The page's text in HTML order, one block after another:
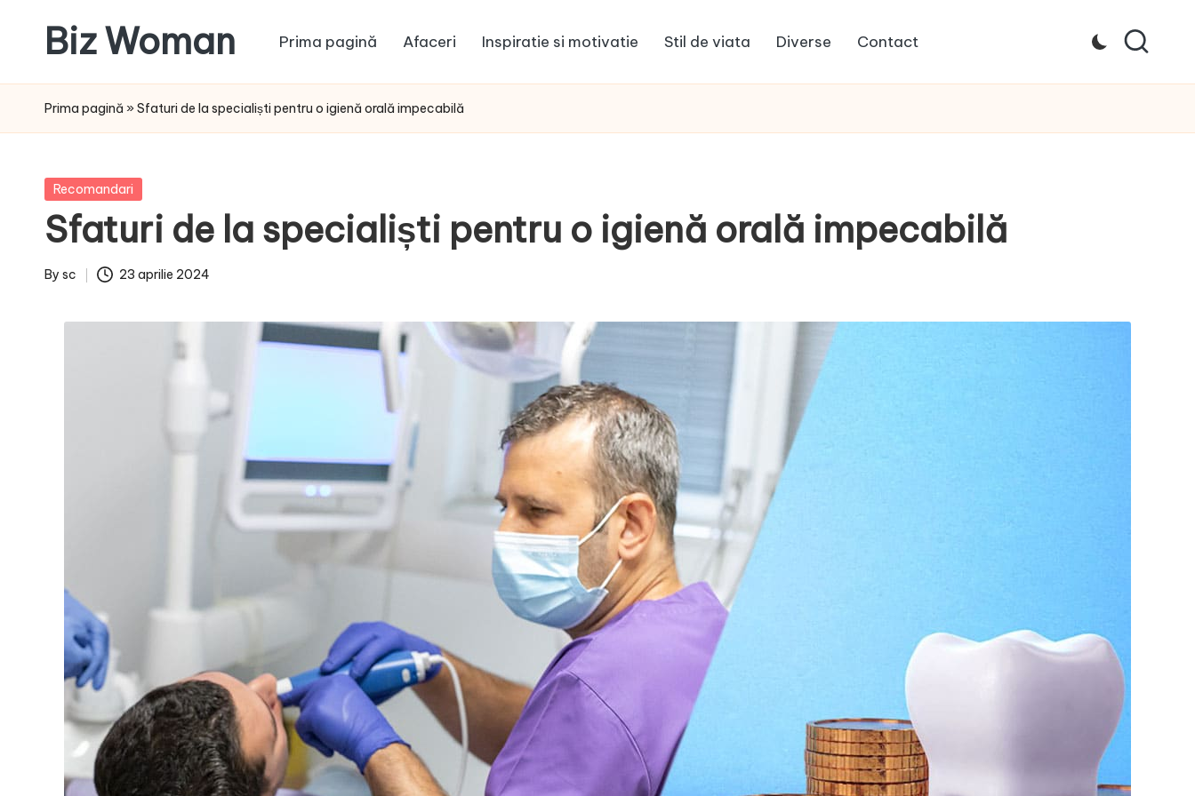
content
Biz Woman
ta,
succesul
Prima pagină Afaceri Inspiratie si motivatie Stil de viata Diverse Contact
Prima pagină » Sfaturi de la specialiști pentru o igienă orală impecabilă
Posted
Recomandari
Sfaturi de la specialiști pentru o igienă orală impecabilă
Posted
By sc 23 aprilie 2024